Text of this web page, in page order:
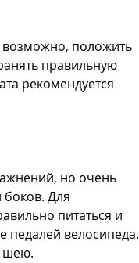
возможно, положить
правильную
рекомендуется
но очень
Для
питаться и
педалей велосипеда.
шею.